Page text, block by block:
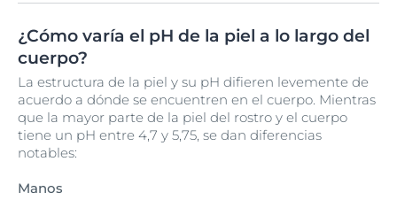
¿Cómo varía el pH de la piel a lo largo del
cuerpo?
La estructura de la piel y su pH difieren levemente de
acuerdo a dónde se encuentren en el cuerpo. Mientras
que la mayor parte de la piel del rostro y el cuerpo
tiene un pH entre 4,7 y 5,75, se dan diferencias
notables:
Manos